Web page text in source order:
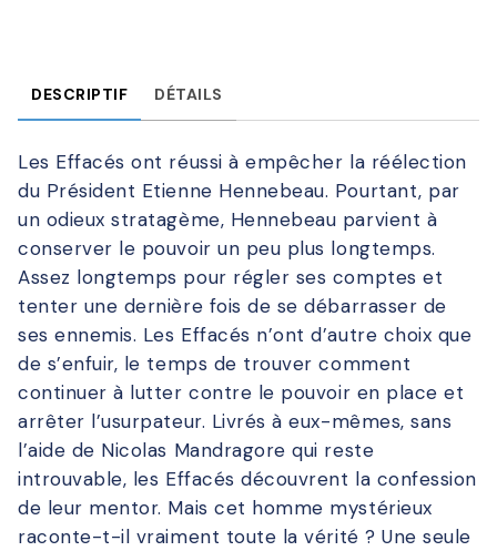
DESCRIPTIF DÉTAILS
Les Effacés ont réussi à empêcher la réélection
du Président Etienne Hennebeau. Pourtant, par
un odieux stratagème, Hennebeau parvient à
conserver le pouvoir un peu plus longtemps.
Assez longtemps pour régler ses comptes et
tenter une dernière fois de se débarrasser de
ses ennemis. Les Effacés n’ont d’autre choix que
de s’enfuir, le temps de trouver comment
continuer à lutter contre le pouvoir en place et
arrêter l’usurpateur. Livrés à eux-mêmes, sans
l’aide de Nicolas Mandragore qui reste
introuvable, les Effacés découvrent la confession
de leur mentor. Mais cet homme mystérieux
raconte-t-il vraiment toute la vérité ? Une seule